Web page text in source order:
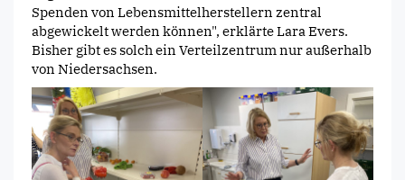
Spenden von Lebensmittelherstellern zentral
abgewickelt werden können", erklärte Lara Evers.
Bisher gibt es solch ein Verteilzentrum nur außerhalb
von Niedersachsen.